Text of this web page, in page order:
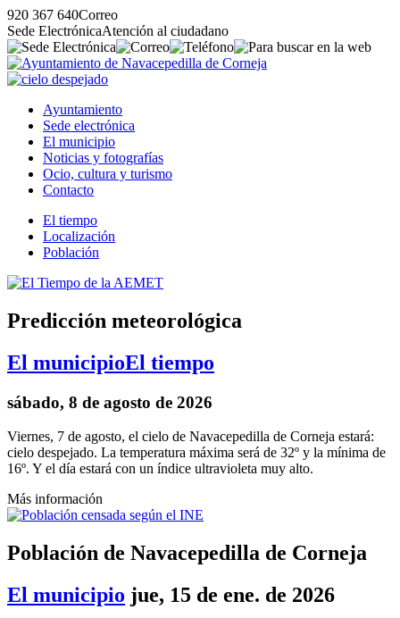
920 367 640Correo
Sede ElectrónicaAtención al ciudadano
Ayuntamiento
Sede electrónica
El municipio
Noticias y fotografías
Ocio, cultura y turismo
Contacto
El tiempo
Localización
Población
Predicción meteorológica
El municipioEl tiempo
sábado, 8 de agosto de 2026
Viernes, 7 de agosto, el cielo de Navacepedilla de Corneja estará:
cielo despejado. La temperatura máxima será de 32º y la mínima de
16º. Y el día estará con un índice ultravioleta muy alto.
Más información
Población de Navacepedilla de Corneja
El municipio jue, 15 de ene. de 2026